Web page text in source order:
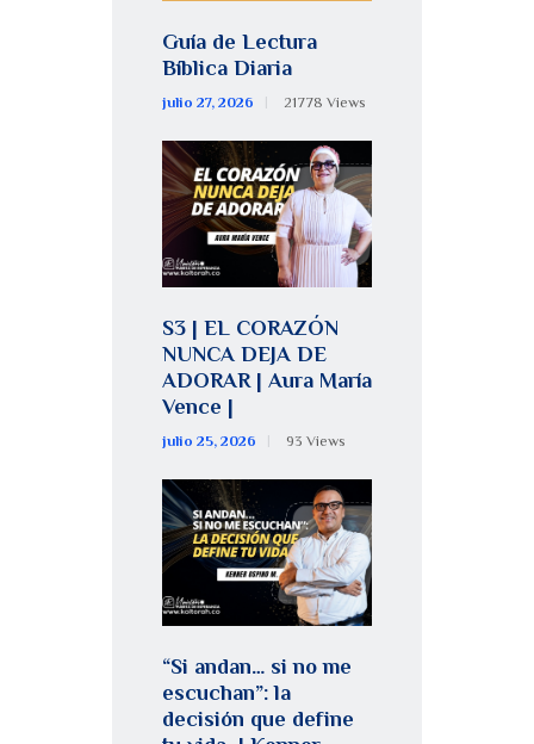
Guía de Lectura
Bíblica Diaria
julio 27, 2026 21778 Views
S3 | EL CORAZÓN
NUNCA DEJA DE
ADORAR | Aura María
Vence |
julio 25, 2026 93 Views
“Si andan… si no me
escuchan”: la
decisión que define